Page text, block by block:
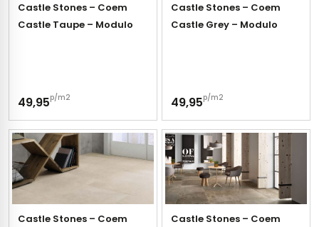
Castle Stones – Coem
Castle Taupe – Modulo
49,95p/m2
Castle Stones – Coem
Castle Grey – Modulo
49,95p/m2
Castle Stones – Coem
Castle Stones – Coem